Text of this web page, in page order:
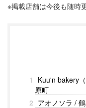
※掲載店舗は今後も随時
1
Kuu'n bakery
原町
2 アオノソラ /